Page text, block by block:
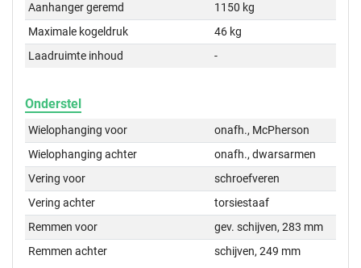
Aanhanger geremd
1150 kg
Maximale kogeldruk
46 kg
Laadruimte inhoud
-
Onderstel
Wielophanging voor
onafh., McPherson
Wielophanging achter
onafh., dwarsarmen
Vering voor
schroefveren
Vering achter
torsiestaaf
Remmen voor
gev. schijven, 283 mm
Remmen achter
schijven, 249 mm